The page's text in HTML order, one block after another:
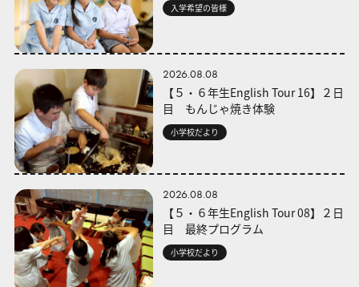
入学希望の皆様
2026.08.08
【５・６年生English Tour 16】２日
目 もんじゃ焼き体験
小学校だより
2026.08.08
【５・６年生English Tour 08】２日
目 最終プログラム
小学校だより